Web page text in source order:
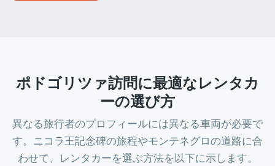
ポドゴリツァ訪問に最適なレンタカ
ーの選び方
異なる旅行者のプロフィールには異なる車両が必要で
す。ニコラ王記念碑の旅程やモンテネグロの道路に合
わせて、レンタカーを選ぶ方法を以下に示します。